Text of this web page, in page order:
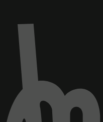
Marca El Corte Inglés